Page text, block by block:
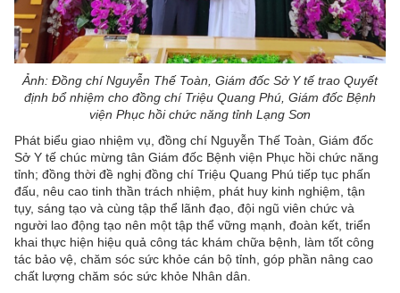
Ảnh: Đồng chí Nguyễn Thế Toàn, Giám đốc Sở Y tế trao Quyết
định bổ nhiệm cho đồng chí Triệu Quang Phú, Giám đốc Bệnh
viện Phục hồi chức năng tỉnh Lạng Sơn
Phát biểu giao nhiệm vụ, đồng chí Nguyễn Thế Toàn, Giám đốc
Sở Y tế chúc mừng tân Giám đốc Bệnh viện Phục hồi chức năng
tỉnh; đồng thời đề nghị đồng chí Triệu Quang Phú tiếp tục phấn
đấu, nêu cao tinh thần trách nhiệm, phát huy kinh nghiệm, tận
tụy, sáng tạo và cùng tập thể lãnh đạo, đội ngũ viên chức và
người lao động tạo nên một tập thể vững mạnh, đoàn kết, triển
khai thực hiện hiệu quả công tác khám chữa bệnh, làm tốt công
tác bảo vệ, chăm sóc sức khỏe cán bộ tỉnh, góp phần nâng cao
chất lượng chăm sóc sức khỏe Nhân dân.